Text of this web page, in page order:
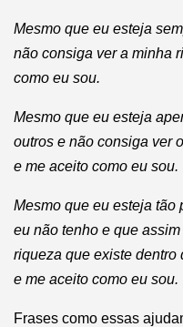
Mesmo que eu esteja
não consiga ver a minha
como eu sou.
Mesmo que eu esteja
outros e não consiga ver
e me aceito como eu sou.
Mesmo que eu esteja tão
eu não tenho e que
riqueza que existe dentro
e me aceito como eu sou.
Frases como essas